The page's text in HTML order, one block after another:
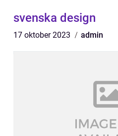
svenska design
17 oktober 2023 admin